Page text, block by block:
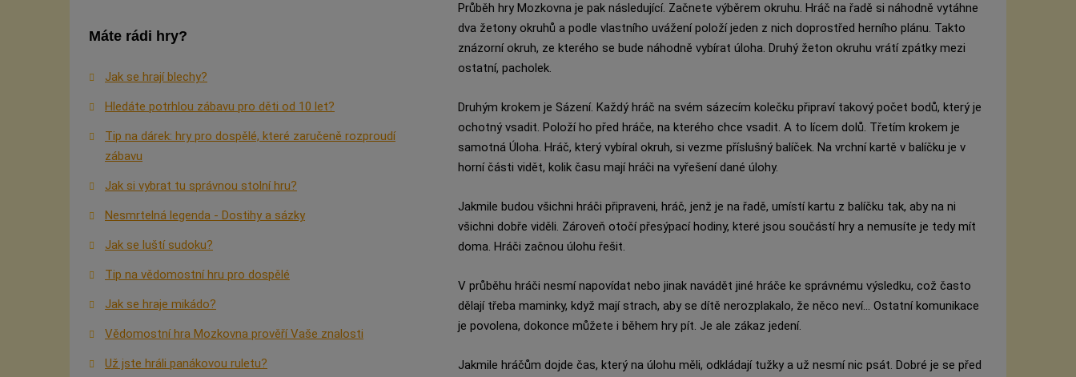
Máte rádi hry?
Jak se hrají blechy?
Hledáte potrhlou zábavu pro děti od 10 let?
Tip na dárek: hry pro dospělé, které zaručeně rozproudí
zábavu
Jak si vybrat tu správnou stolní hru?
Nesmrtelná legenda - Dostihy a sázky
Jak se luští sudoku?
Tip na vědomostní hru pro dospělé
Jak se hraje mikádo?
Vědomostní hra Mozkovna prověří Vaše znalosti
Už jste hráli panákovou ruletu?
Průběh hry Mozkovna je pak následující. Začnete výběrem okruhu. Hráč na řadě si náhodně vytáhne
dva žetony okruhů a podle vlastního uvážení položí jeden z nich doprostřed herního plánu. Takto
znázorní okruh, ze kterého se bude náhodně vybírat úloha. Druhý žeton okruhu vrátí zpátky mezi
ostatní, pacholek.
Druhým krokem je Sázení. Každý hráč na svém sázecím kolečku připraví takový počet bodů, který je
ochotný vsadit. Položí ho před hráče, na kterého chce vsadit. A to lícem dolů. Třetím krokem je
samotná Úloha. Hráč, který vybíral okruh, si vezme příslušný balíček. Na vrchní kartě v balíčku je v
horní části vidět, kolik času mají hráči na vyřešení dané úlohy.
Jakmile budou všichni hráči připraveni, hráč, jenž je na řadě, umístí kartu z balíčku tak, aby na ni
všichni dobře viděli. Zároveň otočí přesýpací hodiny, které jsou součástí hry a nemusíte je tedy mít
doma. Hráči začnou úlohu řešit.
V průběhu hráči nesmí napovídat nebo jinak navádět jiné hráče ke správnému výsledku, což často
dělají třeba maminky, když mají strach, aby se dítě nerozplakalo, že něco neví... Ostatní komunikace
je povolena, dokonce můžete i během hry pít. Je ale zákaz jedení.
Jakmile hráčům dojde čas, který na úlohu měli, odkládají tužky a už nesmí nic psát. Dobré je se před